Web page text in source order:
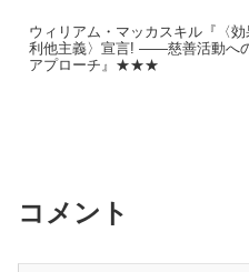
ウィリアム・マッカスキル『〈効
利他主義〉宣言! ――慈善活動へ
アプローチ』★★★
コメント